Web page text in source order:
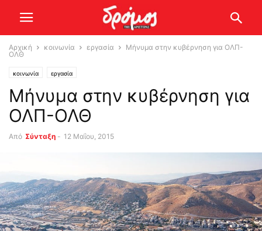
Αρχική κοινωνία εργασία
Μήνυμα στην κυβέρνηση για ΟΛΠ-
ΟΛΘ
κοινωνία εργασία
Μήνυμα στην κυβέρνηση για
ΟΛΠ-ΟΛΘ
Από Σύνταξη - 12 Μαΐου, 2015